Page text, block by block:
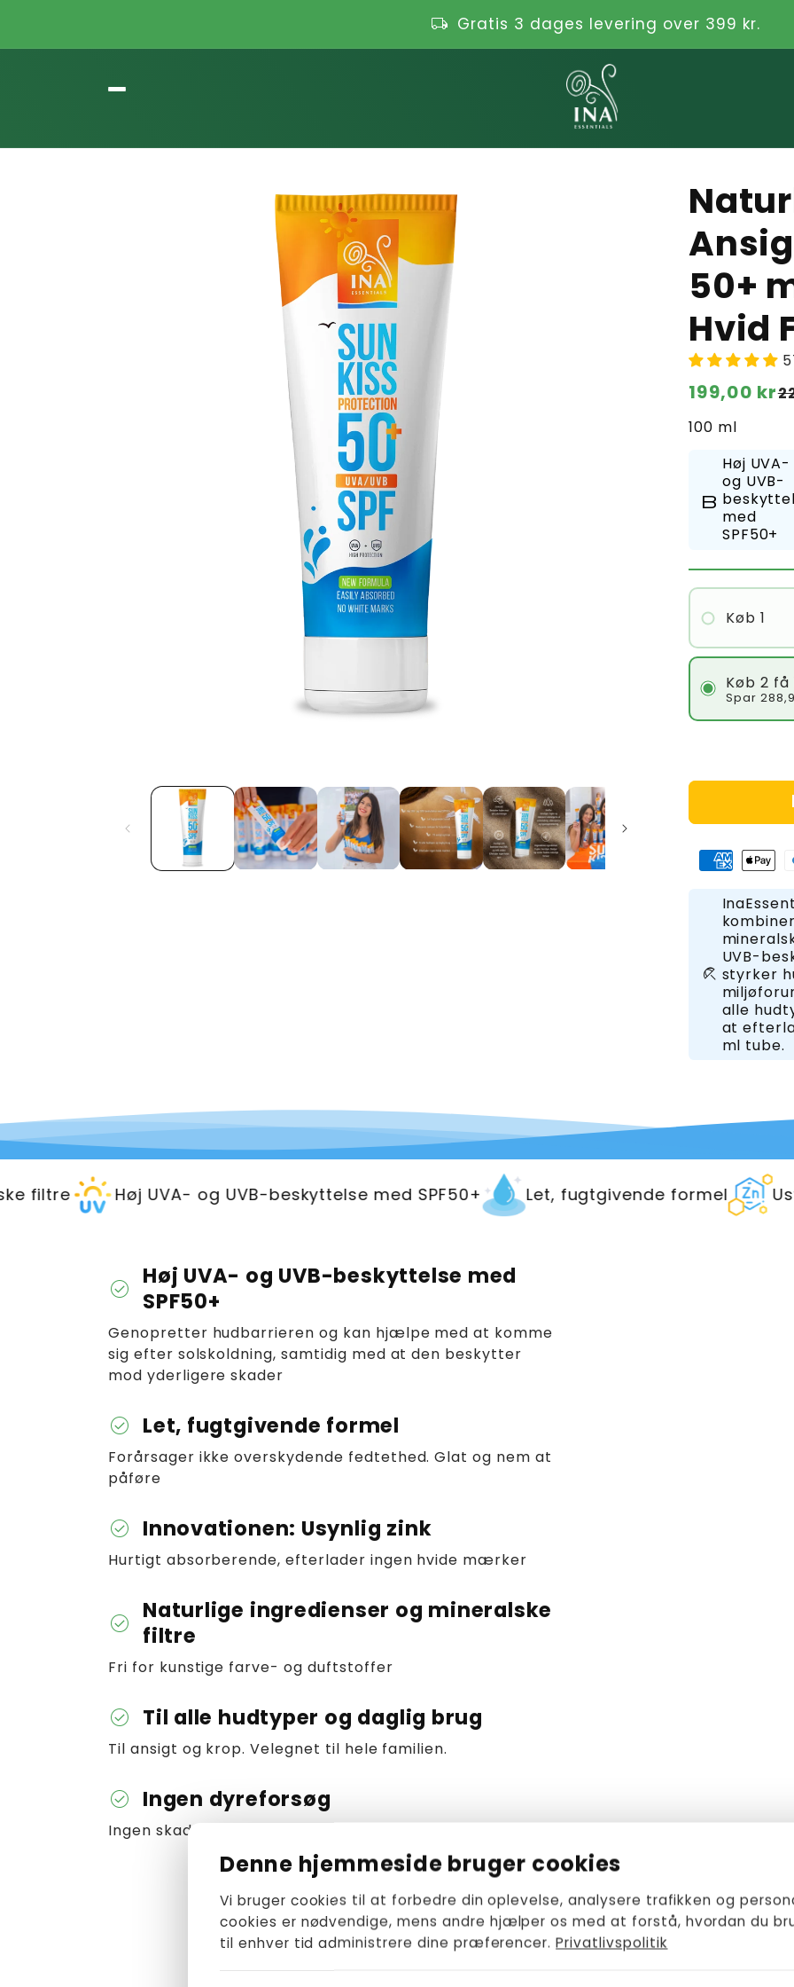
local_shipping Gratis 3 dages levering over 399 kr.
50+
Hvid
199,00 kr
100 ml
Høj UVA-
og UVB-
med
SPF50+
Køb 1
Køb 2 få
Spar
beach_access
UVB-
styrker
alle
at
ml tube.
Høj UVA- og UVB-beskyttelse med SPF50+ Let, fugtgivende formel Usynlig
check_circle Høj UVA- og UVB-beskyttelse med
SPF50+
Genopretter hudbarrieren og kan hjælpe med at komme
sig efter solskoldning, samtidig med at den beskytter
mod yderligere skader
check_circle Let, fugtgivende formel
Forårsager ikke overskydende fedtethed. Glat og nem at
påføre
check_circle Innovationen: Usynlig zink
Hurtigt absorberende, efterlader ingen hvide mærker
check_circle Naturlige ingredienser og mineralske
filtre
Fri for kunstige farve- og duftstoffer
check_circle Til alle hudtyper og daglig brug
Til ansigt og krop. Velegnet til hele familien.
check_circle Ingen dyreforsøg
Ingen skade på livet i havet
Information om
Denne hjemmeside bruger cookies
Vi bruger cookies til at forbedre din oplevelse, analysere trafikken og
cookies er nødvendige, mens andre hjælper os med at forstå, hvordan du
til enhver tid administrere dine præferencer.Privatlivspolitik